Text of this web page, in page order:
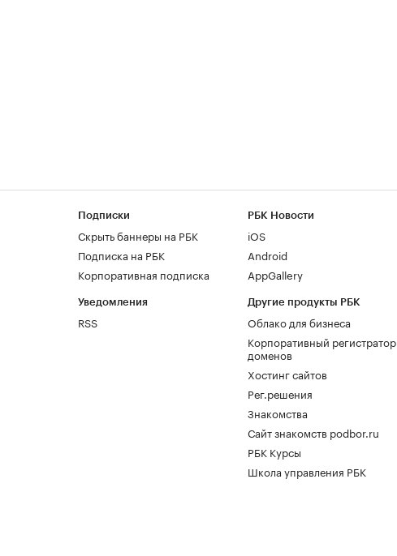
Подписки
Скрыть баннеры на РБК
Подписка на РБК
Корпоративная подписка
Уведомления
RSS
РБК Новости
iOS
Android
AppGallery
Другие продукты РБК
Облако для бизнеса
Корпоративный регистратор
доменов
Хостинг сайтов
Рег.решения
Знакомства
Сайт знакомств podbor.ru
РБК Курсы
Школа управления РБК